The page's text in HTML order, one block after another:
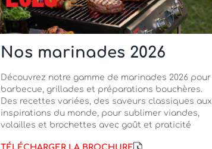
Nos marinades 2026
Découvrez notre gamme de marinades 2026 pour
barbecue, grillades et préparations bouchères.
Des recettes variées, des saveurs classiques aux
inspirations du monde, pour sublimer viandes,
volailles et brochettes avec goût et praticité